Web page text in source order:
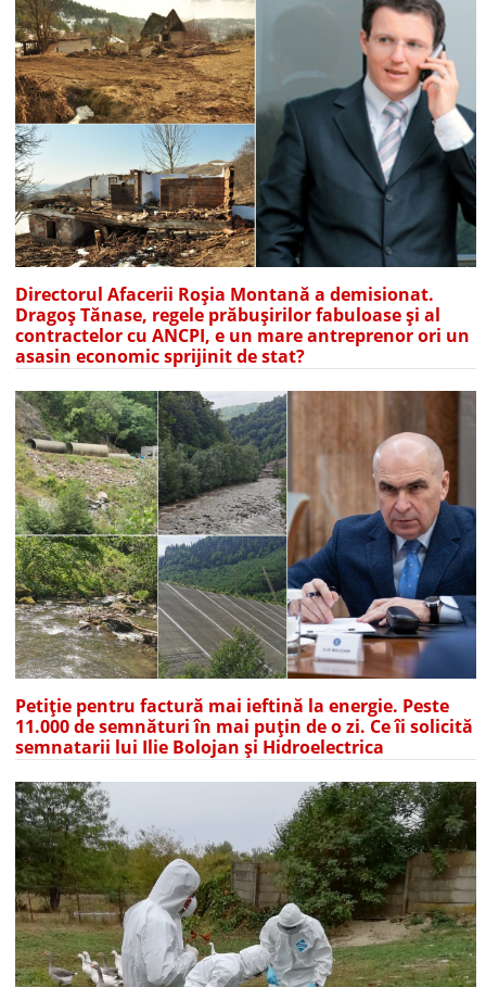
Directorul Afacerii Roșia Montană a demisionat.
Dragoș Tănase, regele prăbușirilor fabuloase și al
contractelor cu ANCPI, e un mare antreprenor ori un
asasin economic sprijinit de stat?
Petiție pentru factură mai ieftină la energie. Peste
11.000 de semnături în mai puțin de o zi. Ce îi solicită
semnatarii lui Ilie Bolojan și Hidroelectrica